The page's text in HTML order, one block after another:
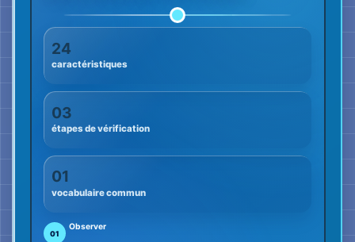
→
03
Vérifier
laisser moins de place aux suppositions.
Un signal corporel plutôt
qu’un ancien récit
Le corps réagit d’abord. La méthode vérifie si les